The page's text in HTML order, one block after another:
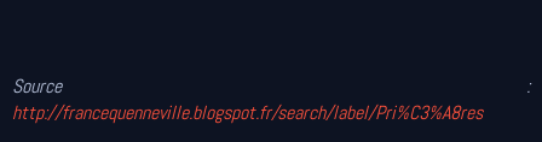
Source :
http://francequenneville.blogspot.fr/search/label/Pri%C3%A8res